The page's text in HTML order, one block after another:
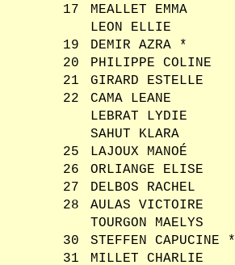
17
MEALLET EMMA
LEON ELLIE
19
DEMIR AZRA *
20
PHILIPPE COLINE
21
GIRARD ESTELLE
22
CAMA LEANE
LEBRAT LYDIE
SAHUT KLARA
25
LAJOUX MANOÉ
26
ORLIANGE ELISE
27
DELBOS RACHEL
28
AULAS VICTOIRE
TOURGON MAELYS
30
STEFFEN CAPUCINE *
31
MILLET CHARLIE